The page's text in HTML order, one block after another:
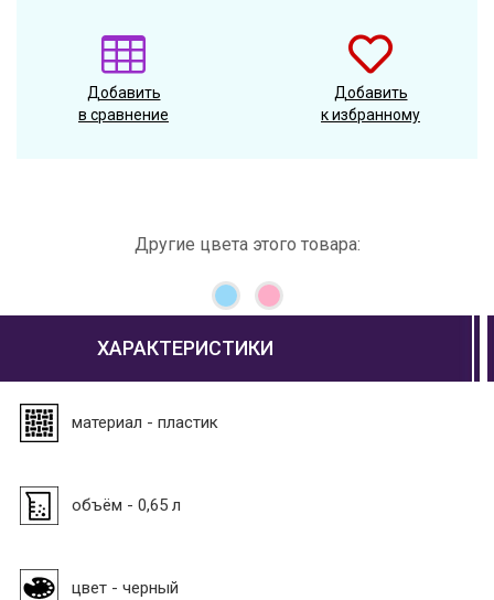
Добавить
в сравнение
Добавить
к избранному
Другие цвета этого товара:
ХАРАКТЕРИСТИКИ
материал - пластик
объём - 0,65 л
цвет - черный